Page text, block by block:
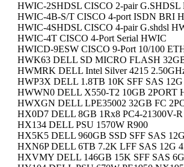
HWIC-2SHDSL CISCO 2-pair G.SHDSL
HWIC-4B-S/T CISCO 4-port ISDN BRI
HWIC-4SHDSL CISCO 4-pair G.shdsl
HWIC-4T CISCO 4-Port Serial HWIC
HWICD-9ESW CISCO 9-Port 10/100
HWK63 DELL SD MICRO FLASH
HWMRK DELL Intel Silver 4215
HWP3X DELL 1.8TB 10K SFF SAS
HWWN0 DELL X550-T2 10GB 2PORT
HWXGN DELL LPE35002 32GB FC
HX0D7 DELL 8GB 1Rx8 PC4-21300V-
HX134 DELL PSU 1570W R900
HX5K5 DELL 960GB SSD SFF SAS
HXN6P DELL 6TB 7.2K LFF SAS 12G
HXVMY DELL 146GB 15K SFF SAS